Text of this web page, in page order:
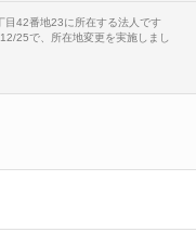
目42番地23に所在する法人です
25で、所在地変更を実施しまし